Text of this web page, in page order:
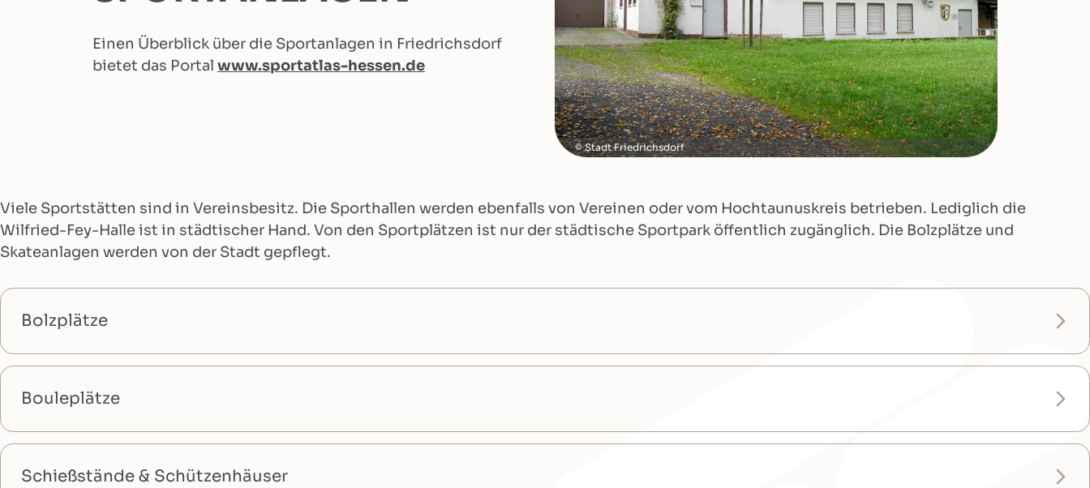
Einen Überblick über die Sportanlagen in Friedrichsdorf
bietet das Portal www.sportatlas-hessen.de
Stadt Friedrichsdorf
Viele Sportstätten sind in Vereinsbesitz. Die Sporthallen werden ebenfalls von Vereinen oder vom Hochtaunuskreis betrieben. Lediglich die
Wilfried-Fey-Halle ist in städtischer Hand. Von den Sportplätzen ist nur der städtische Sportpark öffentlich zugänglich. Die Bolzplätze und
Skateanlagen werden von der Stadt gepflegt.
Bolzplätze
Bouleplätze
Schießstände & Schützenhäuser